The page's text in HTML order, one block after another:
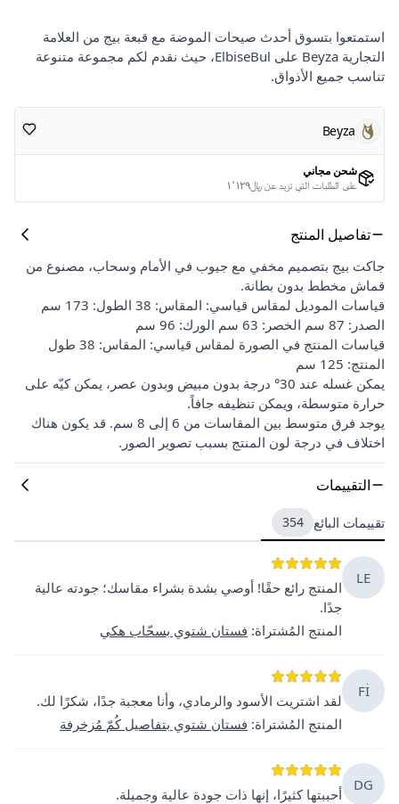
استمتعوا بتسوق أحدث صيحات الموضة مع قبعة بيج من العلامة
التجارية Beyza على ElbiseBul، حيث نقدم لكم مجموعة متنوعة
تناسب جميع الأذواق.
Beyza
شحن مجاني
على الطلبات التي تزيد عن ﷼١٬١٢٩
تفاصيل المنتج
جاكت بيج بتصميم مخفي مع جيوب في الأمام وسحاب، مصنوع من
قماش مخطط بدون بطانة.
قياسات الموديل لمقاس قياسي: المقاس: 38 الطول: 173 سم
الصدر: 87 سم الخصر: 63 سم الورك: 96 سم
قياسات المنتج في الصورة لمقاس قياسي: المقاس: 38 طول
المنتج: 125 سم
يمكن غسله عند 30° درجة بدون مبيض وبدون عصر، يمكن كيّه على
حرارة متوسطة، ويمكن تنظيفه جافاً.
يوجد فرق متوسط بين المقاسات من 6 إلى 8 سم. قد يكون هناك
اختلاف في درجة لون المنتج بسبب تصوير الصور.
التقييمات
تقييمات البائع 354
LE
المنتج رائع حقًا! أوصي بشدة بشراء مقاسك؛ جودته عالية
جدًا.
المنتج المُشتراة: فستان شتوي بسحّاب هكي
Fİ
لقد اشتريت الأسود والرمادي، وأنا معجبة جدًا، شكرًا لك.
المنتج المُشتراة: فستان شتوي بتفاصيل كُمّ مُزخرفة
DG
أحببتها كثيرًا، إنها ذات جودة عالية وجميلة.